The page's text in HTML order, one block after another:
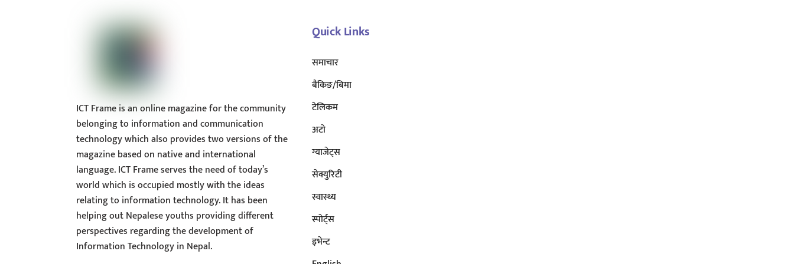
ICT Frame is an online magazine for the community
belonging to information and communication
technology which also provides two versions of the
magazine based on native and international
language. ICT Frame serves the need of today’s
world which is occupied mostly with the ideas
relating to information technology. It has been
helping out Nepalese youths providing different
perspectives regarding the development of
Information Technology in Nepal.
Quick Links
समाचार
बैंकिङ/बिमा
टेलिकम
अटाे
ग्याजेट्स
सेक्युरिटी
स्वास्थ्य
स्पोर्ट्स
इभेन्ट